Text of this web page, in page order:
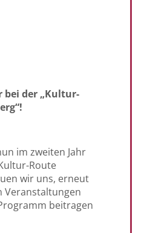
bei der „Kultur-
im zweiten Jahr
Route
wir uns, erneut
Veranstaltungen
beitragen